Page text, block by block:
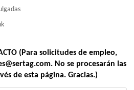
(Para solicitudes de empleo,
No se procesarán las
de esta página. Gracias.)